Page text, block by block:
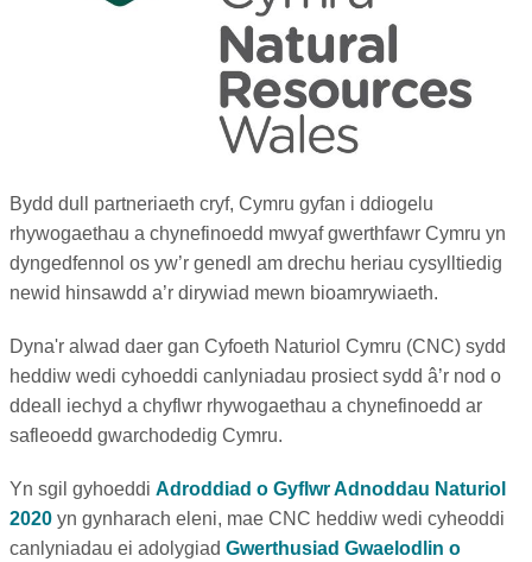
Bydd dull partneriaeth cryf, Cymru gyfan i ddiogelu
rhywogaethau a chynefinoedd mwyaf gwerthfawr Cymru yn
dyngedfennol os yw’r genedl am drechu heriau cysylltiedig
newid hinsawdd a’r dirywiad mewn bioamrywiaeth.
Dyna'r alwad daer gan Cyfoeth Naturiol Cymru (CNC) sydd
heddiw wedi cyhoeddi canlyniadau prosiect sydd â’r nod o
ddeall iechyd a chyflwr rhywogaethau a chynefinoedd ar
safleoedd gwarchodedig Cymru.
Yn sgil gyhoeddi Adroddiad o Gyflwr Adnoddau Naturiol
2020 yn gynharach eleni, mae CNC heddiw wedi cyheoddi
canlyniadau ei adolygiad Gwerthusiad Gwaelodlin o